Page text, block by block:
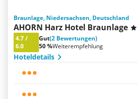
Braunlage, Niedersachsen, Deutschland
AHORN Harz Hotel Braunlage
4.7/
6.0
Gut(2 Bewertungen)
50 %Weiterempfehlung
Hoteldetails